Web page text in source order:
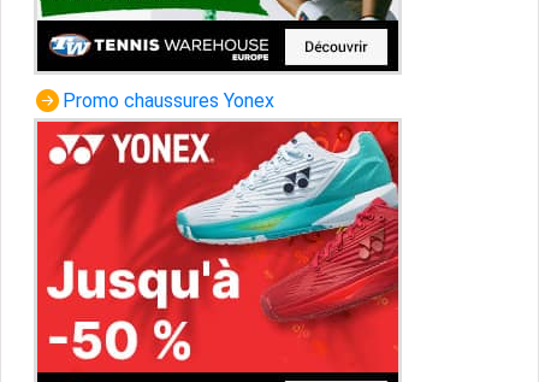
Promo chaussures Yonex